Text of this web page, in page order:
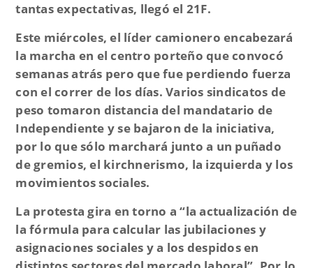
tantas expectativas, llegó el 21F.
Este miércoles, el líder camionero encabezará
la marcha en el centro porteño que convocó
semanas atrás pero que fue perdiendo fuerza
con el correr de los días. Varios sindicatos de
peso tomaron distancia del mandatario de
Independiente y se bajaron de la iniciativa,
por lo que sólo marchará junto a un puñado
de gremios, el kirchnerismo, la izquierda y los
movimientos sociales.
La protesta gira en torno a “la actualización de
la fórmula para calcular las jubilaciones y
asignaciones sociales y a los despidos en